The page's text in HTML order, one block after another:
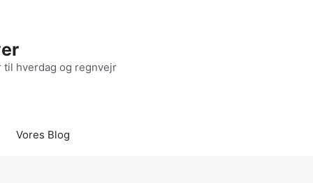
hverdag og regnvejr
Vores Blog